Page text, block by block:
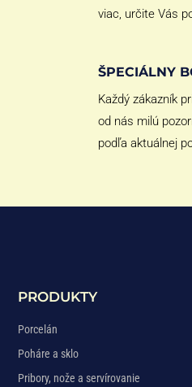
viac, určite Vás
ŠPECIÁLNY
Každý zákazník
od nás milú
podľa aktuálnej
PRODUKTY
Porcelán
Poháre a sklo
Pribory, nože a servírovanie